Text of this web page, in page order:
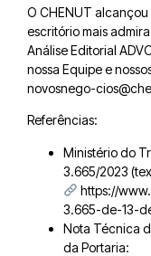
O CHENUT alcançou
escritório mais
Análise Editorial
nossa Equipe e
novosnego-
Referências:
Ministério do
3.665/2023
https://
3.665-de-13-
Nota Técnica
da Portaria: